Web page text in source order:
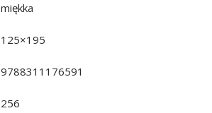
miękka
125×195
9788311176591
256